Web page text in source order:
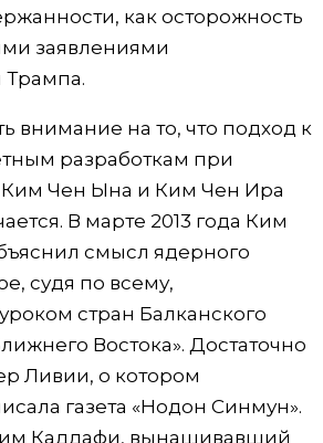
как осторожность
заявлениями
внимание на то, что подход к
разработкам при
Ким Чен Ына и Ким Чен Ира
В марте 2013 года Ким
смысл ядерного
судя по всему,
стран Балканского
Востока». Достаточно
Ливии, о котором
газета «Нодон Синмун».
Каддафи, вынашивавший